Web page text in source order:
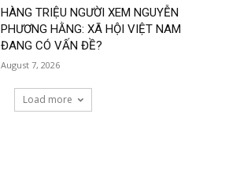
HÀNG TRIỆU NGƯỜI XEM NGUYỄN
PHƯƠNG HẰNG: XÃ HỘI VIỆT NAM
ĐANG CÓ VẤN ĐỀ?
August 7, 2026
Load more